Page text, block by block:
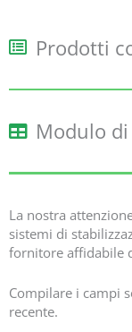
Prodotti
Modulo
La nostra
sistemi di
fornitore affidabile
Compilare i campi
recente.